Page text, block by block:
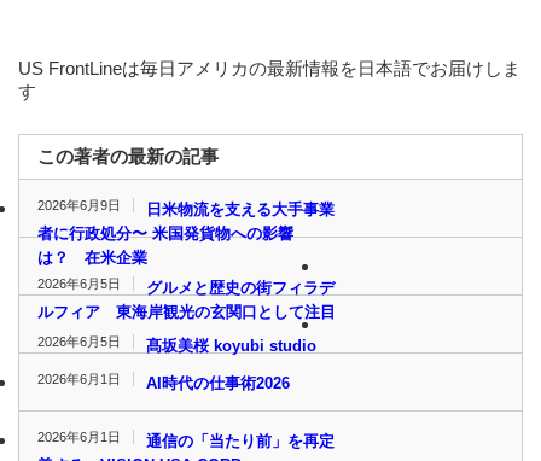
US FrontLineは毎日アメリカの最新情報を日本語でお届けしま
す
この著者の最新の記事
2026年6月9日
日米物流を支える大手事業
者に行政処分〜 米国発貨物への影響
は？ 在米企業
2026年6月5日
グルメと歴史の街フィラデ
ルフィア 東海岸観光の玄関口として注目
2026年6月5日 髙坂美桜 koyubi studio
2026年6月1日 AI時代の仕事術2026
2026年6月1日
通信の「当たり前」を再定